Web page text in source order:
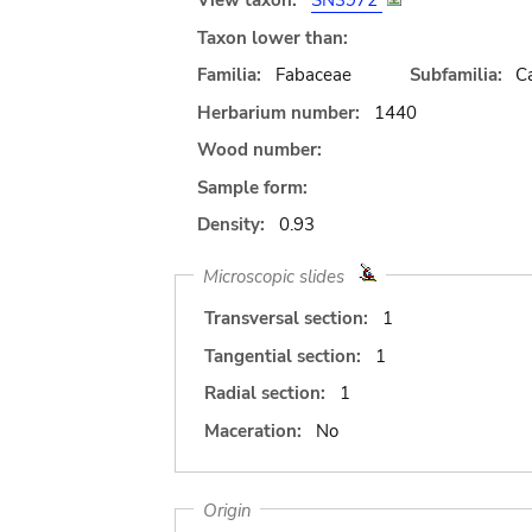
Taxon lower than:
Familia:
Fabaceae Subfamilia:
Herbarium number:
1440
Wood number:
Sample form:
Density:
0.93
Microscopic slides
Transversal section:
1
Tangential section:
1
Radial section:
1
Maceration:
No
Origin